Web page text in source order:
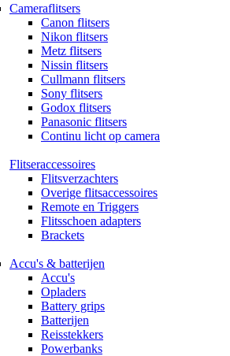
Cameraflitsers
Canon flitsers
Nikon flitsers
Metz flitsers
Nissin flitsers
Cullmann flitsers
Sony flitsers
Godox flitsers
Panasonic flitsers
Continu licht op camera
Flitseraccessoires
Flitsverzachters
Overige flitsaccessoires
Remote en Triggers
Flitsschoen adapters
Brackets
Accu's & batterijen
Accu's
Opladers
Battery grips
Batterijen
Reisstekkers
Powerbanks